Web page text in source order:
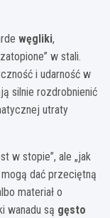
węgliki,
w stali.
i udarność w
silnie rozdrobnienić
utraty
w stopie”, ale „jak
dać przeciętną
materiał o
wanadu są gęsto